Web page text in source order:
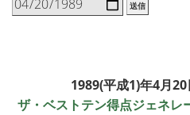
送信
1989(平成1)年4月
ザ・ベストテン得点ジェネレ